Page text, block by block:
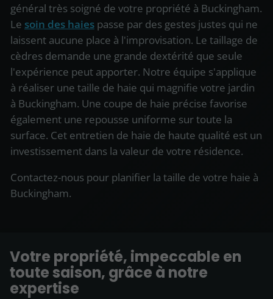
général très soigné de votre propriété à Buckingham.
Le soin des haies passe par des gestes justes qui ne
laissent aucune place à l'improvisation. Le taillage de
cèdres demande une grande dextérité que seule
l'expérience peut apporter. Notre équipe s'applique
à réaliser une taille de haie qui magnifie votre jardin
à Buckingham. Une coupe de haie précise favorise
également une repousse uniforme sur toute la
surface. Cet entretien de haie de haute qualité est un
investissement dans la valeur de votre résidence.
Contactez-nous pour planifier la taille de votre haie à
Buckingham.
Votre propriété, impeccable en
toute saison, grâce à notre
expertise